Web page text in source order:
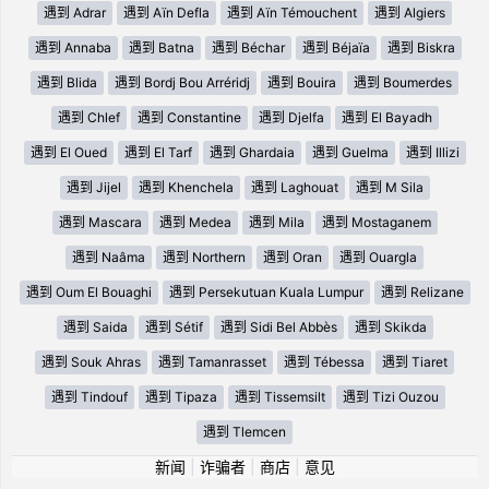
遇到 Adrar 遇到 Aïn Defla 遇到 Aïn Témouchent 遇到 Algiers
遇到 Annaba 遇到 Batna 遇到 Béchar 遇到 Béjaïa 遇到 Biskra
遇到 Blida 遇到 Bordj Bou Arréridj 遇到 Bouira 遇到 Boumerdes
遇到 Chlef 遇到 Constantine 遇到 Djelfa 遇到 El Bayadh
遇到 El Oued 遇到 El Tarf 遇到 Ghardaia 遇到 Guelma 遇到 Illizi
遇到 Jijel 遇到 Khenchela 遇到 Laghouat 遇到 M Sila
遇到 Mascara 遇到 Medea 遇到 Mila 遇到 Mostaganem
遇到 Naâma 遇到 Northern 遇到 Oran 遇到 Ouargla
遇到 Oum El Bouaghi 遇到 Persekutuan Kuala Lumpur 遇到 Relizane
遇到 Saida 遇到 Sétif 遇到 Sidi Bel Abbès 遇到 Skikda
遇到 Souk Ahras 遇到 Tamanrasset 遇到 Tébessa 遇到 Tiaret
遇到 Tindouf 遇到 Tipaza 遇到 Tissemsilt 遇到 Tizi Ouzou
遇到 Tlemcen
新闻 诈骗者| 商店| 意见